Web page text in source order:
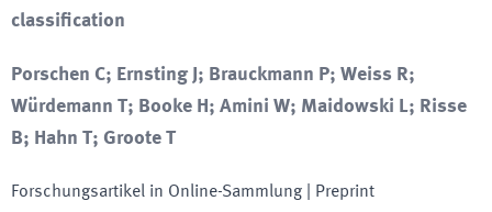
classification
Porschen C; Ernsting J; Brauckmann P; Weiss R;
Würdemann T; Booke H; Amini W; Maidowski L; Risse
B; Hahn T; Groote T
Forschungsartikel in Online-Sammlung | Preprint